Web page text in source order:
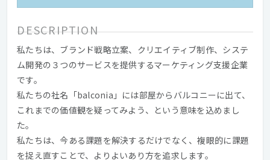
DESCRIPTION
私たちは、ブランド戦略立案、クリエイティブ制作、システ
ム開発の３つのサービスを提供するマーケティング支援企業
です。
私たちの社名「balconia」には部屋からバルコニーに出て、
これまでの価値観を疑ってみよう、という意味を込めまし
た。
私たちは、今ある課題を解決するだけでなく、複眼的に課題
を捉え直すことで、よりよいあり方を追求します。